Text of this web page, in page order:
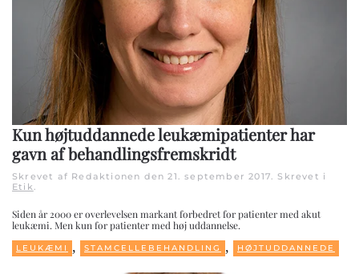
Kun højtuddannede leukæmipatienter har
gavn af behandlingsfremskridt
Skrevet af Redaktionen den21. september 2017. Skrevet i
Etik.
Siden år 2000 er overlevelsen markant forbedret for patienter med akut
leukæmi. Men kun for patienter med høj uddannelse.
LEUKÆMI , STAMCELLEBEHANDLING , HØJTUDDANNEDE